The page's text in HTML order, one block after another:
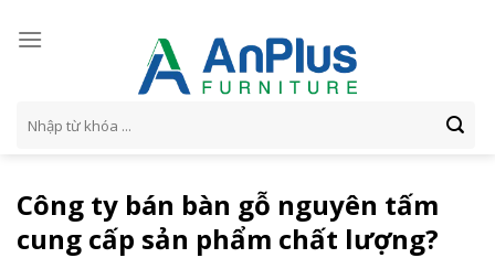
kiếm:
Công ty bán bàn gỗ nguyên tấm
cung cấp sản phẩm chất lượng?